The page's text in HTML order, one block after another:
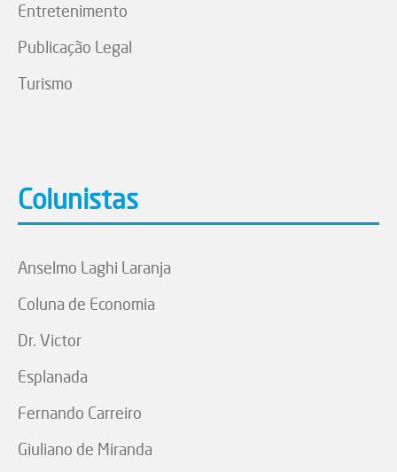
Entretenimento
Publicação Legal
Turismo
Colunistas
Anselmo Laghi Laranja
Coluna de Economia
Dr. Victor
Esplanada
Fernando Carreiro
Giuliano de Miranda